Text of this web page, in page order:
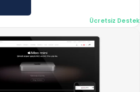
Ücretsiz Destek